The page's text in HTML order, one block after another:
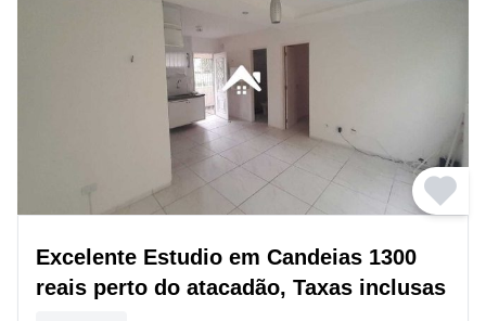
Excelente Estudio em Candeias 1300
reais perto do atacadão, Taxas inclusas